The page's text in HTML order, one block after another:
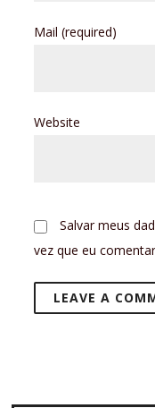
Mail(required)
Website
Salvar meus
vez que eu